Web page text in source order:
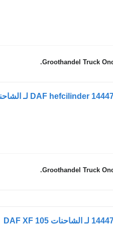
Groothandel Truck
Groothandel Truck